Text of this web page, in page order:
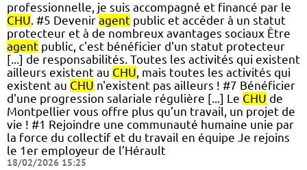
professionnelle, je suis accompagné et financé par le
CHU. #5 Devenir agent public et accéder à un statut
protecteur et à de nombreux avantages sociaux Être
agent public, c'est bénéficier d'un statut protecteur
[...] de responsabilités. Toutes les activités qui existent
ailleurs existent au CHU, mais toutes les activités qui
existent au CHU n'existent pas ailleurs ! #7 Bénéficier
d'une progression salariale régulière [...] Le CHU de
Montpellier vous offre plus qu’un travail, un projet de
vie ! #1 Rejoindre une communauté humaine unie par
la force du collectif et du travail en équipe Je rejoins
le 1er employeur de l’Hérault
18/02/2026 15:25